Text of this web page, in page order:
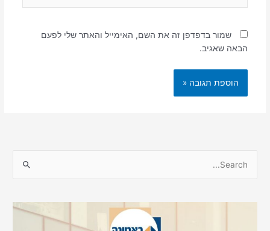
שמור בדפדפן זה את השם, האימייל והאתר שלי לפעם
הבאה שאגיב.